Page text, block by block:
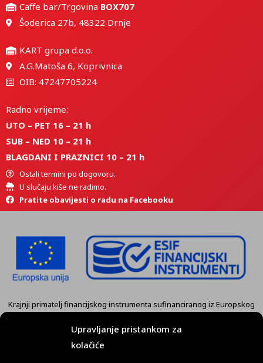
Upravljanje pristankom za
kolačiće
Caffe bar/Trgovina BOX707
Šoderica 27b, 48322 Drnje
KART grupa d.o.o.
A.G.Matoša 6, Koprivnica
OIB: 47247705224
Radno vrijeme:
UTO – PET 16 – 21 h
SUB – NED 10 – 21 h
BLAGDANI I PRAZNICI 10 – 21 h
Ostali termini po dogovoru.
U slučaju kiše ne radimo.
Pratite obavijesti o radu na Facebooku
Krajnji primatelj financijskog instrumenta sufinanciranog iz Europskog
fonda za regionalni razvoj u sklopu Operativnog programa
„Konkurentnost i kohezija” je tvrtkaKART GRUPA d.o.o. Koprivnica.